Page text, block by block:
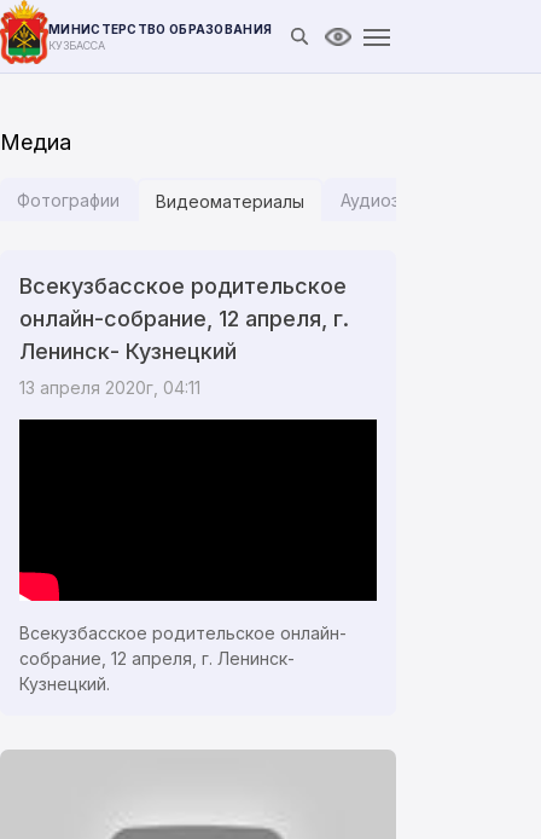
МИНИСТЕРСТВО ОБРАЗОВАНИЯ
КУЗБАССА Открыть поиск
Версия для
Медиа
Фотографии Видеоматериалы Аудиозаписи
Всекузбасское родительское
онлайн-собрание, 12 апреля, г.
Ленинск- Кузнецкий
13 апреля 2020г, 04:11
Всекузбасское родительское онлайн-
собрание, 12 апреля, г. Ленинск-
Кузнецкий.